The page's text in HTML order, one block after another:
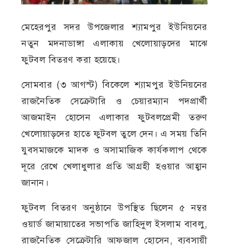
মেহেরপুর সদর উপজেলার শ্যামপুর ইউনিয়নের
নতুন মদনাডাঙ্গা এলাকায় খেলোয়াড়দের মাঝে
ফুটবল বিতরণ করা হয়েছে।
সোমবার (৩ আগস্ট) বিকেলে শ্যামপুর ইউনিয়নের
রাজনৈতিক সেক্রেটারি ও চেয়ারম্যান পদপ্রার্থী
আজমাইন হোসেন এলাকার ফুটবলপ্রেমী তরুণ
খেলোয়াড়দের হাতে ফুটবল তুলে দেন। এ সময় তিনি
যুবসমাজকে মাদক ও অসামাজিক কার্যকলাপ থেকে
দূরে রেখে খেলাধুলার প্রতি আগ্রহী হওয়ার আহ্বান
জানান।
ফুটবল বিতরণ অনুষ্ঠানে উপস্থিত ছিলেন ৫ নম্বর
ওয়ার্ড জামায়াতের সভাপতি জাহিদুল ইসলাম বাবলু,
রাজনৈতিক সেক্রেটারি আফজাল হোসেন, ব্যবসায়ী